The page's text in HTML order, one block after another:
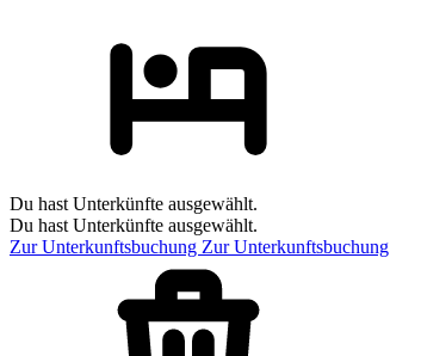
Du hast Unterkünfte ausgewählt.
Du hast Unterkünfte ausgewählt.
Zur Unterkunftsbuchung Zur Unterkunftsbuchung